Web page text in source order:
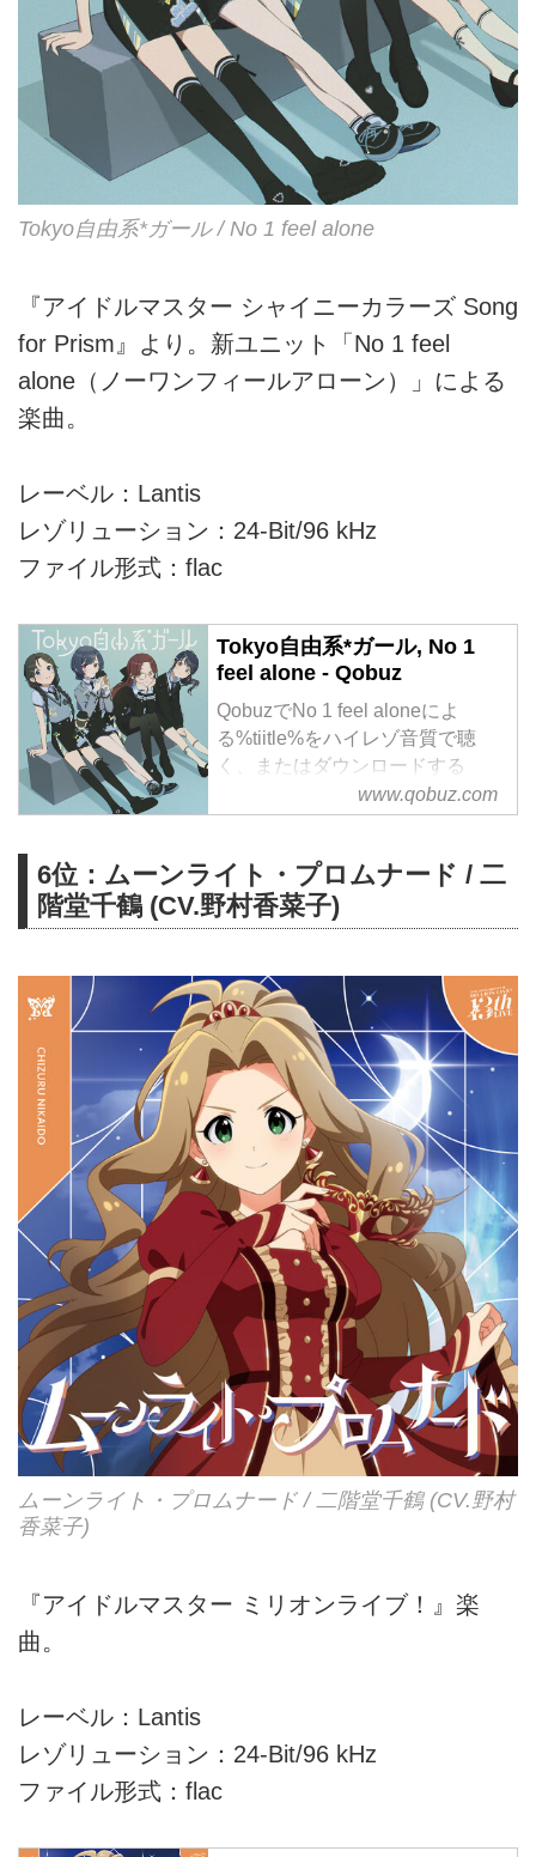
Tokyo自由系*ガール / No 1 feel alone
『アイドルマスター シャイニーカラーズ Song
for Prism』より。新ユニット「No 1 feel
alone（ノーワンフィールアローン）」による
楽曲。
レーベル：Lantis
レゾリューション：24-Bit/96 kHz
ファイル形式：flac
Tokyo自由系*ガール, No 1
feel alone - Qobuz
QobuzでNo 1 feel aloneによ
る%tiitle%をハイレゾ音質で聴
く、またはダウンロードする
サブスクリプションは¥1,280/月
から
www.qobuz.com
6位：ムーンライト・プロムナード / 二
階堂千鶴 (CV.野村香菜子)
ムーンライト・プロムナード / 二階堂千鶴 (CV.野村
香菜子)
『アイドルマスター ミリオンライブ！』楽
曲。
レーベル：Lantis
レゾリューション：24-Bit/96 kHz
ファイル形式：flac